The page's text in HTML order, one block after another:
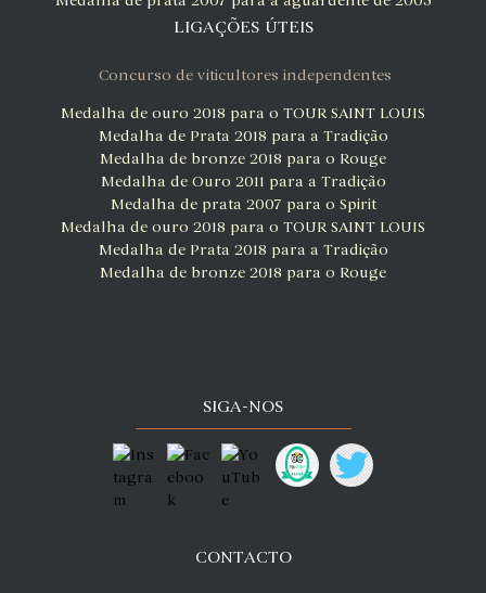
LIGAÇÕES ÚTEIS
Concurso de viticultores independentes
Medalha de ouro 2018 para o TOUR SAINT LOUIS
Medalha de Prata 2018 para a Tradição
Medalha de bronze 2018 para o Rouge
Medalha de Ouro 2011 para a Tradição
Medalha de prata 2007 para o Spirit
Medalha de ouro 2018 para o TOUR SAINT LOUIS
Medalha de Prata 2018 para a Tradição
Medalha de bronze 2018 para o Rouge
SIGA-NOS
CONTACTO